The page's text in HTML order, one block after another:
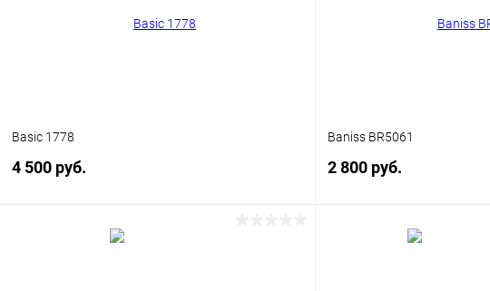
Basic 1778
4 500 руб.
Baniss BR5061
2 800 руб.